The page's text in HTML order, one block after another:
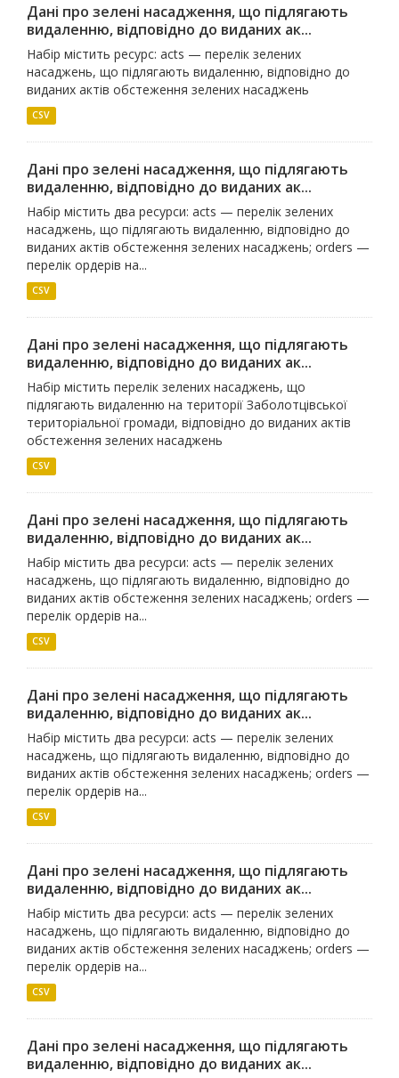
Дані про зелені насадження, що підлягають
видаленню, відповідно до виданих ак...
Набір містить ресурс: acts — перелік зелених
насаджень, що підлягають видаленню, відповідно до
виданих актів обстеження зелених насаджень
CSV
Дані про зелені насадження, що підлягають
видаленню, відповідно до виданих ак...
Набір містить два ресурси: acts — перелік зелених
насаджень, що підлягають видаленню, відповідно до
виданих актів обстеження зелених насаджень; orders —
перелік ордерів на...
CSV
Дані про зелені насадження, що підлягають
видаленню, відповідно до виданих ак...
Набір містить перелік зелених насаджень, що
підлягають видаленню на території Заболотцівської
територіальної громади, відповідно до виданих актів
обстеження зелених насаджень
CSV
Дані про зелені насадження, що підлягають
видаленню, відповідно до виданих ак...
Набір містить два ресурси: acts — перелік зелених
насаджень, що підлягають видаленню, відповідно до
виданих актів обстеження зелених насаджень; orders —
перелік ордерів на...
CSV
Дані про зелені насадження, що підлягають
видаленню, відповідно до виданих ак...
Набір містить два ресурси: acts — перелік зелених
насаджень, що підлягають видаленню, відповідно до
виданих актів обстеження зелених насаджень; orders —
перелік ордерів на...
CSV
Дані про зелені насадження, що підлягають
видаленню, відповідно до виданих ак...
Набір містить два ресурси: acts — перелік зелених
насаджень, що підлягають видаленню, відповідно до
виданих актів обстеження зелених насаджень; orders —
перелік ордерів на...
CSV
Дані про зелені насадження, що підлягають
видаленню, відповідно до виданих ак...